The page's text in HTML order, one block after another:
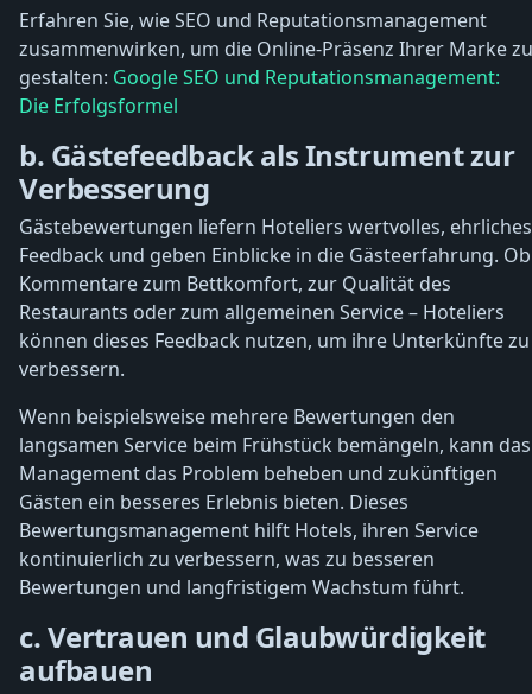
Erfahren Sie, wie SEO und Reputationsmanagement
zusammenwirken, um die Online-Präsenz Ihrer Marke zu
gestalten: Google SEO und Reputationsmanagement:
Die Erfolgsformel
b. Gästefeedback als Instrument zur
Verbesserung
Gästebewertungen liefern Hoteliers wertvolles, ehrliches
Feedback und geben Einblicke in die Gästeerfahrung. Ob
Kommentare zum Bettkomfort, zur Qualität des
Restaurants oder zum allgemeinen Service – Hoteliers
können dieses Feedback nutzen, um ihre Unterkünfte zu
verbessern.
Wenn beispielsweise mehrere Bewertungen den
langsamen Service beim Frühstück bemängeln, kann das
Management das Problem beheben und zukünftigen
Gästen ein besseres Erlebnis bieten. Dieses
Bewertungsmanagement hilft Hotels, ihren Service
kontinuierlich zu verbessern, was zu besseren
Bewertungen und langfristigem Wachstum führt.
c. Vertrauen und Glaubwürdigkeit
aufbauen